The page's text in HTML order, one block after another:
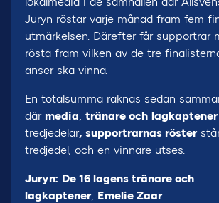
Juryn röstar varje månad fram fem
utmärkelsen. Därefter får supportrar
rösta fram vilken av de tre
anser ska vinna.
En totalsumma räknas sedan
där media, tränare och lagkaptener
tredjedelar, supportrarnas röster
tredjedel, och en vinnare utses.
Juryn: De 16 lagens tränare och
lagkaptener, Emelie Zaar